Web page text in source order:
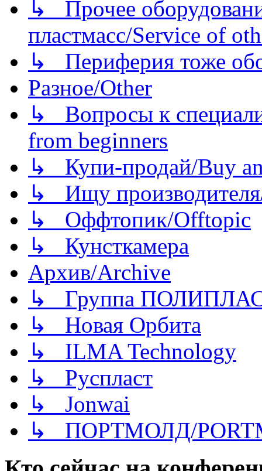
↳ Прочее
пластмасс/Service of
↳ Периферия тоже
Разное/Other
↳ Вопросы к
from beginners
↳ Купи-продай/Buy
↳ Ищу
↳ Оффтопик/Offtopic
↳ Кунсткамера
Архив/Archive
↳ Группа
↳ Новая Орбита
↳ ILMA Technology
↳ Руспласт
↳ Jonwai
↳ ПОРТМОЛД/